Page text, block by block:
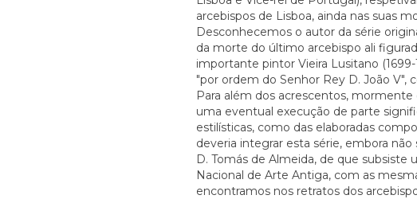
arcebispos de Lisboa, ainda nas suas
Desconhecemos o autor da série
da morte do último arcebispo ali
importante pintor Vieira Lusitano
"por ordem do Senhor Rey D. João V",
Para além dos acrescentos,
uma eventual execução de parte
estilísticas, como das elaboradas
deveria integrar esta série, embora
D. Tomás de Almeida, de que
Nacional de Arte Antiga, com as
encontramos nos retratos dos